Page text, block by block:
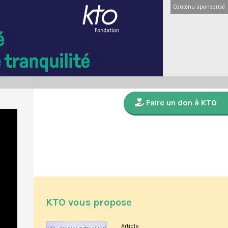
Contenu sponsorisé
Faire un don à KTO
KTO vous propose
Article